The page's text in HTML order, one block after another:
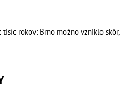
tisíc rokov: Brno možno vzniklo skôr,